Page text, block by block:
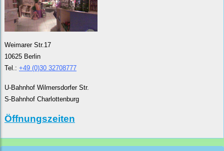
Weimarer Str.17
10625 Berlin
Tel.: +49 (0)30 32708777
U-Bahnhof Wilmersdorfer Str.
S-Bahnhof Charlottenburg
Öffnungszeiten